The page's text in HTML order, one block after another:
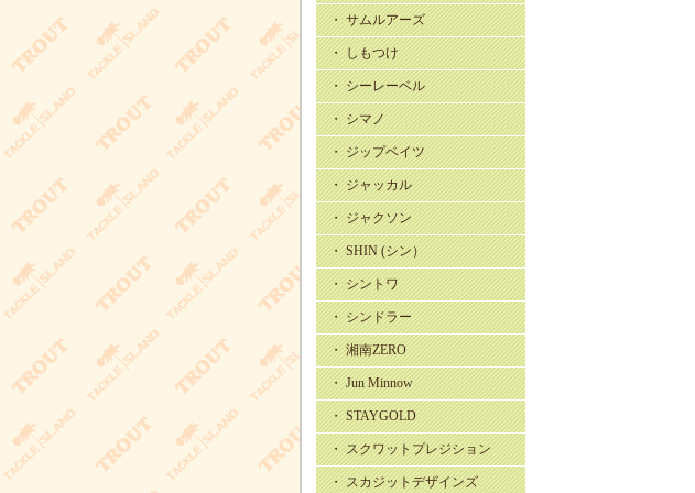
・ サムルアーズ
・ しもつけ
・ シーレーベル
・ シマノ
・ ジップベイツ
・ ジャッカル
・ ジャクソン
・ SHIN (シン）
・ シントワ
・ シンドラー
・ 湘南ZERO
・ Jun Minnow
・ STAYGOLD
・ スクワットプレジション
・ スカジットデザインズ